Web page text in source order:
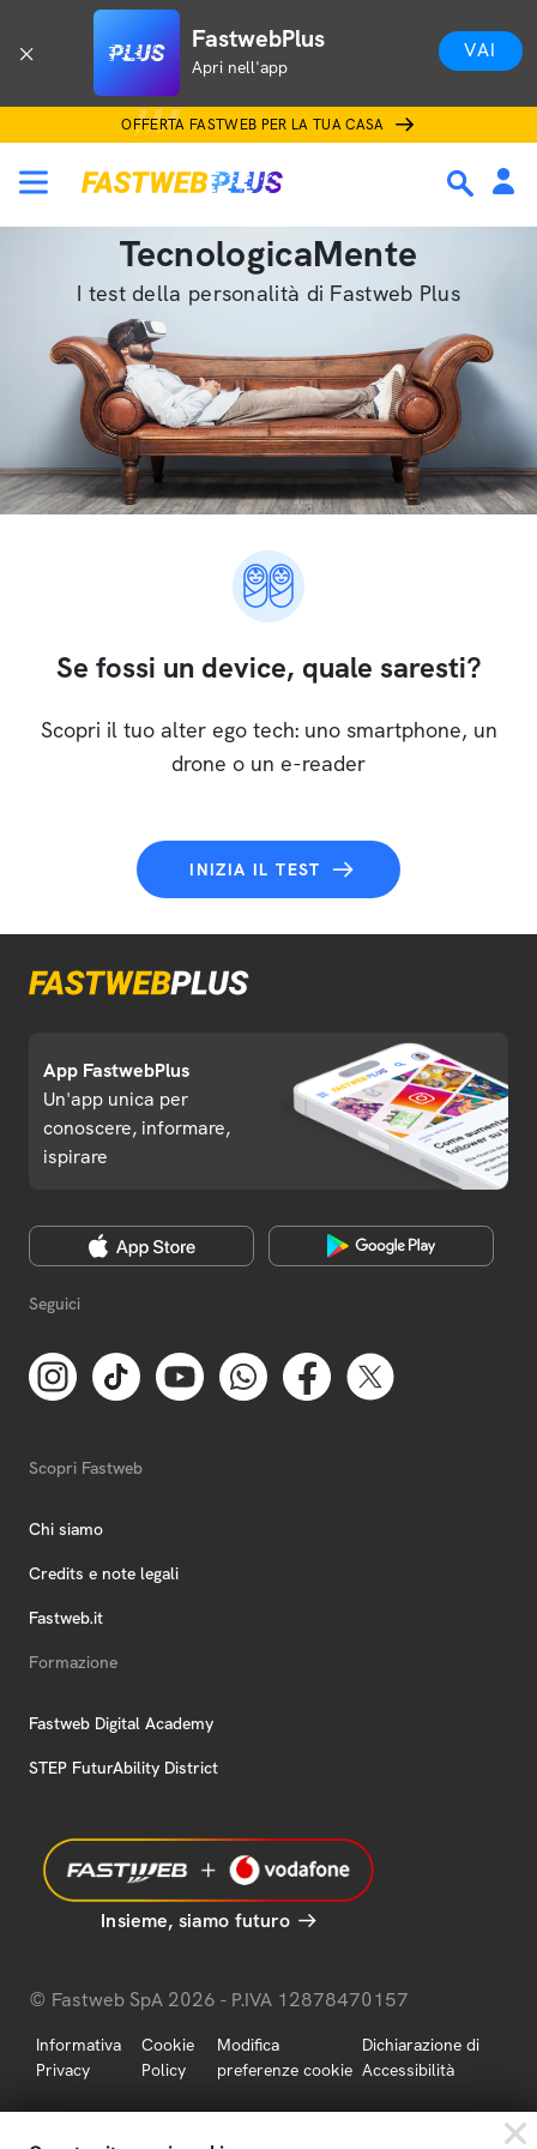
FastwebPlus
Apri nell'app
VAI
OFFERTA FASTWEB PER LA TUA CASA
TecnologicaMente
I test della personalità di Fastweb Plus
Se fossi un device, quale saresti?
Scopri il tuo alter ego tech: uno smartphone, un
drone o un e-reader
INIZIA IL TEST
App FastwebPlus
Un'app unica per
conoscere, informare,
ispirare
Seguici
Scopri Fastweb
Chi siamo
Credits e note legali
Fastweb.it
Formazione
Fastweb Digital Academy
STEP FuturAbility District
Insieme, siamo futuro
© Fastweb SpA 2026 - P.IVA 12878470157
Informativa
Privacy
Cookie
Policy
Modifica
preferenze cookie
Dichiarazione di
Accessibilità